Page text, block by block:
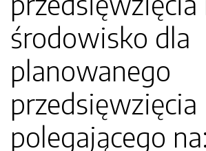
środowisko dla
planowanego
przedsięwzięcia
polegającego na: